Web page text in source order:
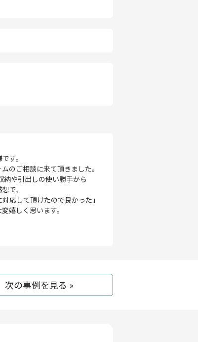
す。
のご相談に来て頂きました。
納や引出しの使い勝手から
で、
応して頂けたので良かった」
嬉しく思います。
次の事例を見る »